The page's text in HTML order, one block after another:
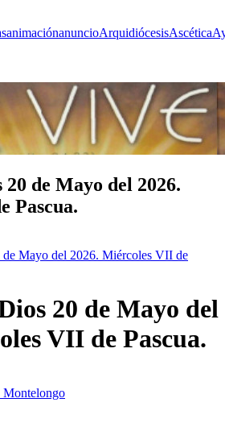
animaciónanuncioArquidiócesisAscética
de Mayo del 2026.
Pascua.
de Mayo del 2026. Miércoles VII de
20 de Mayo del
VII de Pascua.
Montelongo